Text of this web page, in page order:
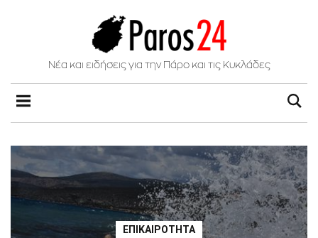
Νέα και ειδήσεις για την Πάρο και τις Κυκλάδες
ΕΠΙΚΑΙΡΌΤΗΤΑ